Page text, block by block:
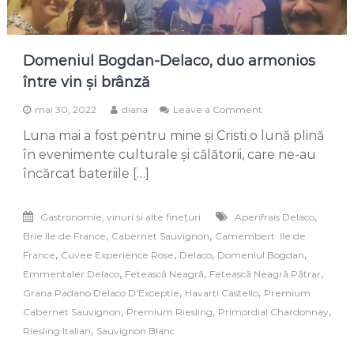
Domeniul Bogdan-Delaco, duo armonios
între vin și brânză
mai 30, 2022 diana Leave a Comment
Bogdan-
Delaco,
și
brânză
Luna mai a fost pentru mine și Cristi o lună plină
în evenimente culturale și călătorii, care ne-au
încărcat bateriile […]
Gastronomie, vinuri și alte finețuri Aperifrais Delaco,
Brie Ile de France, Cabernet Sauvignon, Camembert Ile de
France, Cuvee Experience Rose, Delaco, Domeniul Bogdan,
Emmentaler Delaco, Fetească Neagră, Fetească Neagră Pătrar,
Grana Padano Delaco D’Exceptie, Havarti Castello, Premium
Cabernet Sauvignon, Premium Riesling, Primordial Chardonnay,
Riesling Italian, Sauvignon Blanc